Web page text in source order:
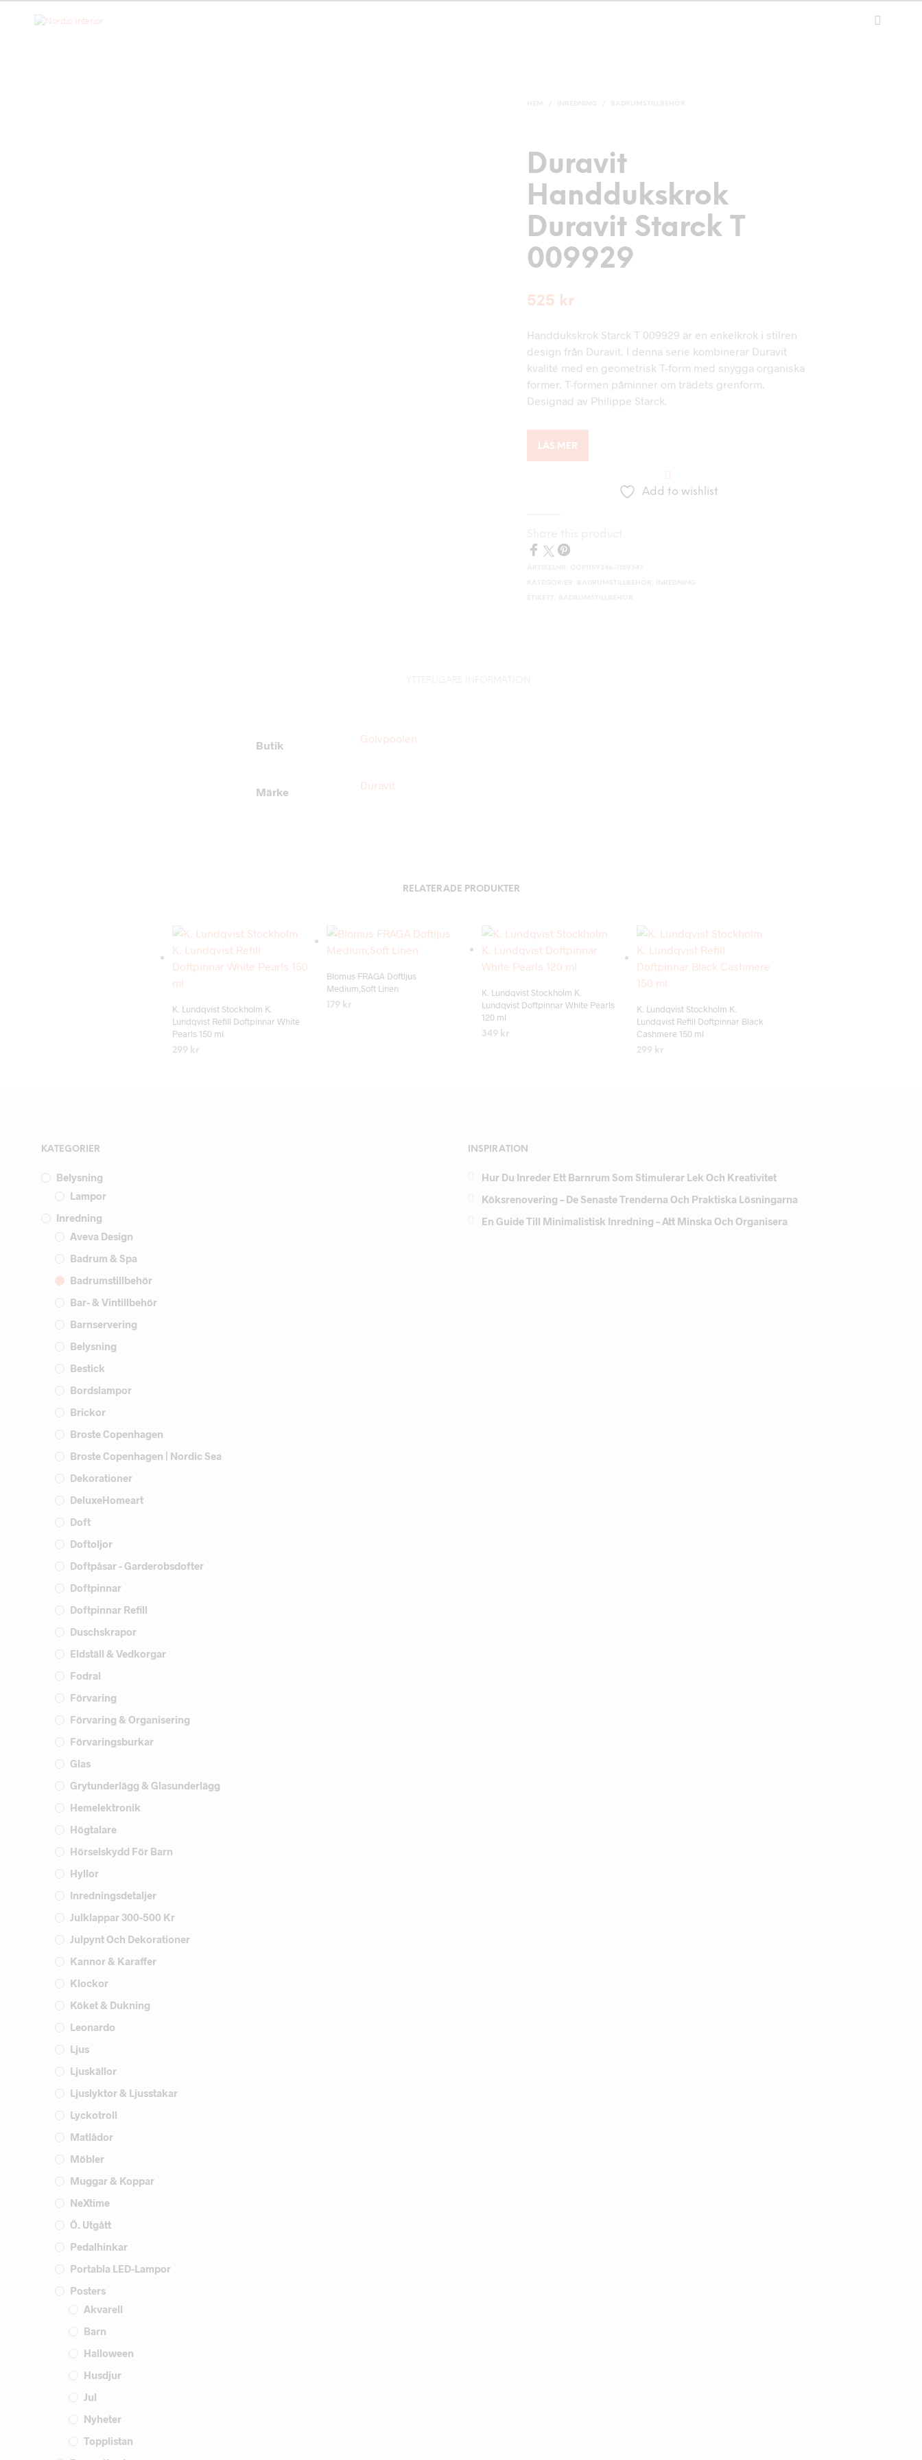
Duravit
Handdukskrok
Duravit Starck T
009929
525 kr
Handdukskrok Starck T 009929 är en enkelkrok i stilren
design från Duravit. I denna serie kombinerar Duravit
kvalité med en geometrisk T-form med snygga organiska
former. T-formen påminner om trädets grenform.
Designad av Philippe Starck.
LÄS MER
Add to wishlist
Butik
Golvpoolen
Märke
Duravit
RELATERADE PRODUKTER
K. Lundqvist Stockholm K.
Lundqvist Refill Doftpinnar White
Pearls 150 ml
299 kr
Add to wishlist
Blomus FRAGA Doftljus
Medium,Soft Linen
179 kr
Add to wishlist
K. Lundqvist Stockholm K.
Lundqvist Doftpinnar White Pearls
120 ml
349 kr
K. Lundqvist Stockholm K.
Lundqvist Refill Doftpinnar Black
Cashmere 150 ml
299 kr
KATEGORIER
Belysning
Lampor
Inredning
Aveva Design
Badrum & Spa
Badrumstillbehör
Bar- & Vintillbehör
Barnservering
Belysning
Bestick
Bordslampor
Brickor
Broste Copenhagen
Broste Copenhagen | Nordic Sea
Dekorationer
DeluxeHomeart
Doft
Doftoljor
Doftpåsar - Garderobsdofter
Doftpinnar
Doftpinnar Refill
Duschskrapor
Eldställ & Vedkorgar
Fodral
Förvaring
Förvaring & Organisering
Förvaringsburkar
Glas
Grytunderlägg & Glasunderlägg
Hemelektronik
Högtalare
Hörselskydd För Barn
Hyllor
Inredningsdetaljer
Julklappar 300-500 Kr
Julpynt Och Dekorationer
Kannor & Karaffer
Klockor
Köket & Dukning
Leonardo
Ljus
Ljuskällor
Ljuslyktor & Ljusstakar
Lyckotroll
Matlådor
Möbler
Muggar & Koppar
NeXtime
Ö. Utgått
Pedalhinkar
Portabla LED-Lampor
Posters
Akvarell
Barn
Halloween
Husdjur
Jul
Nyheter
Topplistan
INSPIRATION
Hur Du Inreder Ett Barnrum Som Stimulerar Lek Och Kreativitet
Köksrenovering – De Senaste Trenderna Och Praktiska Lösningarna
En Guide Till Minimalistisk Inredning – Att Minska Och Organisera